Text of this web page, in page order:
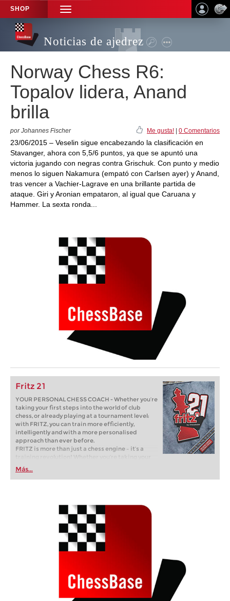
SHOP
TOGGLE
NAVIGATION
Noticias de ajedrez
Norway Chess R6:
Topalov lidera, Anand
brilla
por Johannes Fischer Me gusta! 0 Comentarios
23/06/2015 – Veselin sigue encabezando la clasificación en
Stavanger, ahora con 5,5/6 puntos, ya que se apuntó una
victoria jugando con negras contra Grischuk. Con punto y medio
menos lo siguen Nakamura (empató con Carlsen ayer) y Anand,
tras vencer a Vachier-Lagrave en una brillante partida de
ataque. Giri y Aronian empataron, al igual que Caruana y
Hammer. La sexta ronda...
Fritz 21
YOUR PERSONAL CHESS COACH - Whether you’re
taking your first steps into the world of club
chess, or already playing at a tournament level:
with FRITZ, you can train more efficiently,
intelligently and with a more personalised
approach than ever before.
FRITZ is more than just a chess engine – it’s a
training revolution! Whether you’re taking your
first steps into the world of club chess, or already
playing at a tournament level: with FRITZ, you can
train more efficiently, intelligently and with a
Más...